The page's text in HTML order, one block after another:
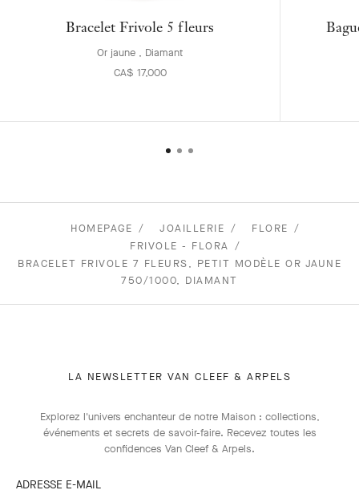
Bracelet Frivole 5 fleurs
Or jaune , Diamant
CA$ 17,000
HOMEPAGE JOAILLERIE
FLORE
FRIVOLE - FLORA
BRACELET FRIVOLE 7 FLEURS, PETIT MODÈLE OR JAUNE
750/1000, DIAMANT
LA NEWSLETTER VAN CLEEF & ARPELS
Explorez l'univers enchanteur de notre Maison : collections,
événements et secrets de savoir-faire. Recevez toutes les
confidences Van Cleef & Arpels​.
ADRESSE E-MAIL